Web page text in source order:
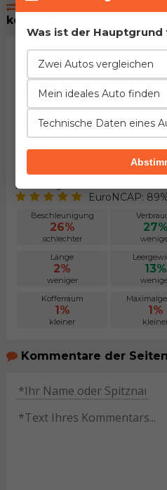
könnten...
Audi A5 Coupe Cabriolet
Herstellung von 2016. bis 2019.
EuroNCAP:
Beschleunigung
26%
schlechter
27%
Länge
2%
weniger
13%
Kofferraum
1%
kleiner
1%
Kommentare der
Was ist der Hauptgrund
Zwei Autos vergleichen
Mein ideales Auto finden
Technische Daten eines